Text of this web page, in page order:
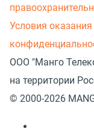
Условия оказания
ООО "Манго
на территории
© 2000-2026